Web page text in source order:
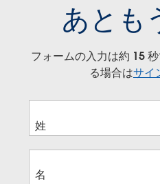
あとも
フォームの入力は約 15
る場合はサイ